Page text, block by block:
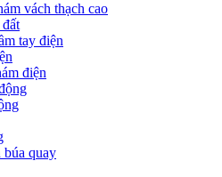
vách thạch cao
tay điện
điện
quay